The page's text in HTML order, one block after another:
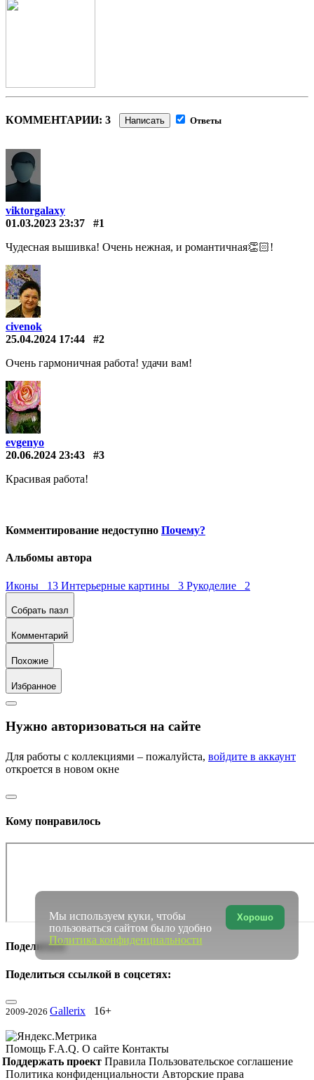
КОММЕНТАРИИ: 3 Написать Ответы
viktorgalaxy
01.03.2023 23:37
#1
Чудесная вышивка! Очень нежная, и романтичная👏🏻!
civenok
25.04.2024 17:44
#2
Очень гармоничная работа! удачи вам!
evgenyo
20.06.2024 23:43
#3
Красивая работа!
Комментирование недоступно Почему?
Альбомы автора
Иконы 13 Интерьерные картины 3 Рукоделие 2
Собрать пазл
Комментарий
Похожие
Избранное
Нужно авторизоваться на сайте
Для работы с коллекциями – пожалуйста, войдите в аккаунт
откроется в новом окне
Кому понравилось
Поделиться
Поделиться ссылкой в соцсетях:
2009-2026 Gallerix 16+
Помощь F.A.Q. О сайте Контакты
Поддержать проект Правила Пользовательское соглашение
Политика конфиденциальности Авторские права
Хорошо
Мы используем куки, чтобы
пользоваться сайтом было удобно
Политика конфиденциальности